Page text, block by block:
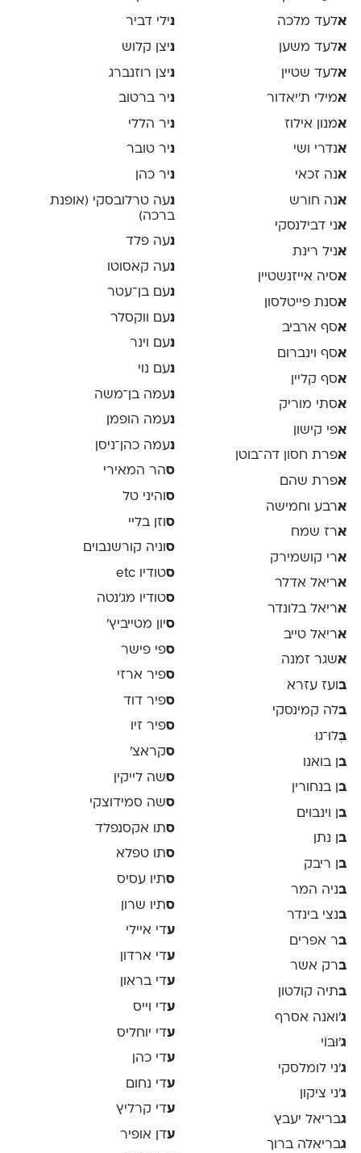
אלעד מלכה
אלעד משען
אלעד שטיין
אמילי ת׳יאדור
אמנון אילוז
אנדרי ושי
אנה זכאי
אנה חורש
אני דבילנסקי
אניל רינת
אסיה אייזנשטיין
אסנת פייטלסון
אסף ארביב
אסף וינברום
אסף קליין
אסתי מוריק
אפי קישון
אפרת חסון דה־בוטן
אפרת שהם
ארבע וחמישה
ארז שמח
ארי קושמירק
אריאל אדלר
אריאל בלונדר
אריאל טייב
אשגר זמנה
בועז עזרא
בלה קמינסקי
בְּלוּ־גוּ
בן בואנו
בן בנחורין
בן וינבוים
בן נתן
בן ריבק
בניה המר
בנצי בינדר
בר אפרים
ברק אשר
בתיה קולטון
ג'ואנה אסרף
ג'וּבּוֹי
ג׳ני לומלסקי
ג׳ני ציקון
גבריאל יעבץ
גבריאלה ברוך
נילי דביר
ניצן קלוש
ניצן רוזנברג
ניר ברטוב
ניר הללי
ניר טובר
ניר כהן
נעה טרלובסקי (אופנת
ברכה)
נעה פלד
נעה קאסוטו
נעם בן־עטר
נעם ווקסלר
נעם וינר
נעם נוי
נעמה בן־משה
נעמה הופמן
נעמה כהן־ניסן
סהר המאירי
ס והיני טל
ס וזן בליי
סוניה קורשנבוים
סטודיו etc
סטודיו מג'נטה
סיון מטייביץ׳
ספי פישר
ספיר ארזי
ספיר דוד
ספיר זיו
סקראצ׳
סשה לייקין
סשה סמידוצקי
סתו אקסנפלד
סתו טפלא
סתיו עסיס
סתיו שרון
עדי איילי
עדי ארדון
עדי בראון
עדי וייס
עדי יוחליס
עדי כהן
עדי נחום
עדי קרליץ
עדן אופיר